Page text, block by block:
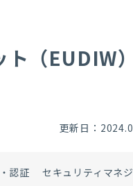
ト（EUDIW
更新日：
認証 セキュリティマネ